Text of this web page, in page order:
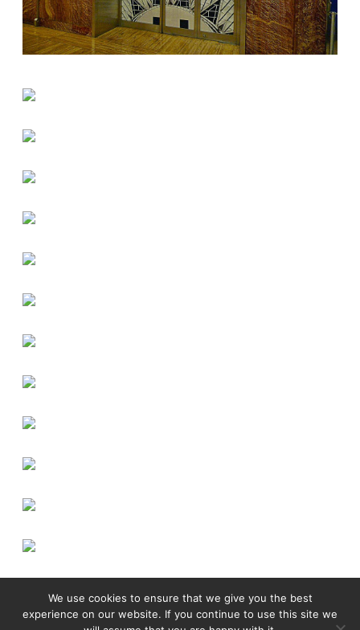
We use cookies to ensure that we give you the best
experience on our website. If you continue to use this site we